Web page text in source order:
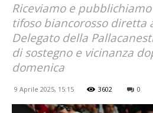
Riceviamo e
tifoso biancorosso
Delegato della
di sostegno e vicinanza
domenica
9 Aprile 2025, 15:15 3602 0